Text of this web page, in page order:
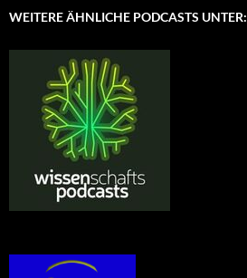
WEITERE ÄHNLICHE PODCASTS UNTER: